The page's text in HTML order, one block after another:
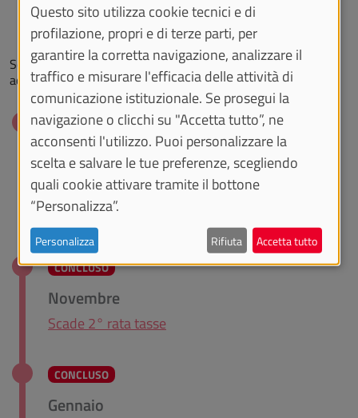
Principali scadenze
Scadenze amministrative e didattiche durante l’anno
accademico
CONCLUSO
Ottobre
Inizio lezioni
Compila piano carriera
Scade 1° rata tasse
CONCLUSO
Novembre
Scade 2° rata tasse
CONCLUSO
Gennaio
Questo sito utilizza cookie tecnici e di
profilazione, propri e di terze parti, per
garantire la corretta navigazione, analizzare il
traffico e misurare l'efficacia delle attività di
comunicazione istituzionale. Se prosegui la
navigazione o clicchi su "Accetta tutto”, ne
acconsenti l'utilizzo. Puoi personalizzare la
scelta e salvare le tue preferenze, scegliendo
quali cookie attivare tramite il bottone
“Personalizza”.
Personalizza Rifiuta Accetta tutto